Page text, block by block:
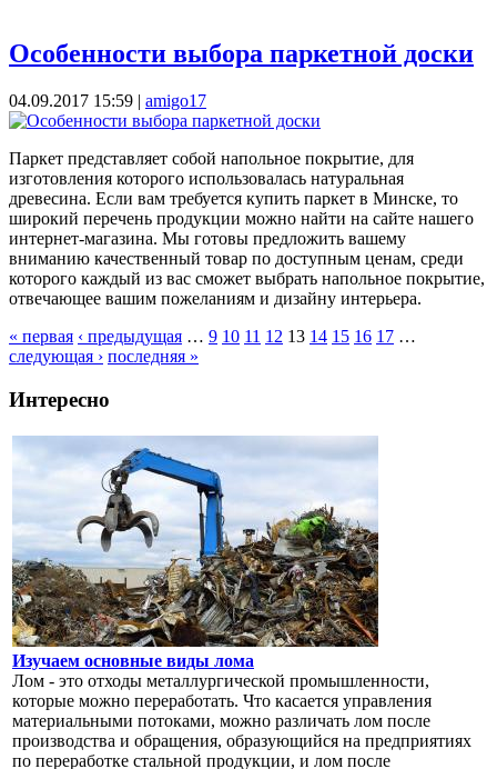
Особенности выбора паркетной доски
04.09.2017 15:59 | amigo17
Паркет представляет собой напольное покрытие, для
изготовления которого использовалась натуральная
древесина. Если вам требуется купить паркет в Минске, то
широкий перечень продукции можно найти на сайте нашего
интернет-магазина. Мы готовы предложить вашему
вниманию качественный товар по доступным ценам, среди
которого каждый из вас сможет выбрать напольное покрытие,
отвечающее вашим пожеланиям и дизайну интерьера.
Страницы
« первая ‹ предыдущая … 9 10 11 12 13 14 15 16 17 …
следующая › последняя »
Интересно
Изучаем основные виды лома
Лом - это отходы металлургической промышленности,
которые можно переработать. Что касается управления
материальными потоками, можно различать лом после
производства и обращения, образующийся на предприятиях
по переработке стальной продукции, и лом после